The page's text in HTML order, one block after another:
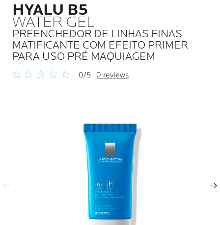
HYALU B5
WATER GEL
PREENCHEDOR DE LINHAS FINAS
MATIFICANTE COM EFEITO PRIMER
PARA USO PRÉ MAQUIAGEM
0/5 0 reviews
Próximo painel